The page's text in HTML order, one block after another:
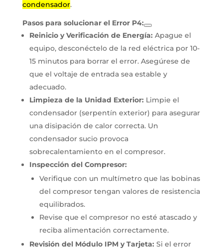
condensador.
Pasos para solucionar el Error P4:
Reinicio y Verificación de Energía: Apague el
equipo, desconéctelo de la red eléctrica por 10-
15 minutos para borrar el error. Asegúrese de
que el voltaje de entrada sea estable y
adecuado.
Limpieza de la Unidad Exterior: Limpie el
condensador (serpentín exterior) para asegurar
una disipación de calor correcta. Un
condensador sucio provoca
sobrecalentamiento en el compresor.
Inspección del Compresor:
Verifique con un multímetro que las bobinas
del compresor tengan valores de resistencia
equilibrados.
Revise que el compresor no esté atascado y
reciba alimentación correctamente.
Revisión del Módulo IPM y Tarjeta: Si el error